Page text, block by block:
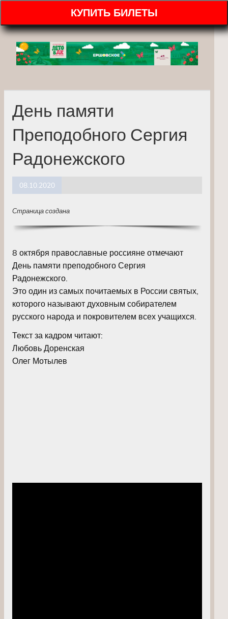
КУПИТЬ БИЛЕТЫ
День памяти
Преподобного Сергия
Радонежского
08.10.2020
Страница создана
8 октября православные россияне отмечают
День памяти преподобного Сергия
Радонежского.
Это один из самых почитаемых в России святых,
которого называют духовным собирателем
русского народа и покровителем всех учащихся.
Текст за кадром читают:
Любовь Доренская
Олег Мотылев